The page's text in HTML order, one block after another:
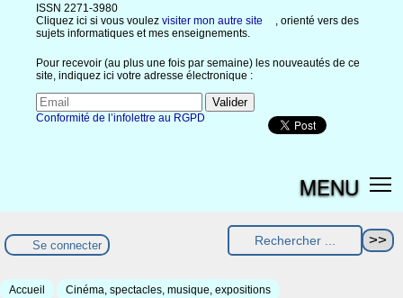
ISSN 2271-3980
Cliquez ici si vous voulez visiter mon autre site
, orienté vers des
sujets informatiques et mes enseignements.
Pour recevoir (au plus une fois par semaine) les nouveautés de ce
site, indiquez ici votre adresse électronique :
Conformité de l’infolettre au RGPD
MENU
Se connecter
Accueil Cinéma, spectacles, musique, expositions